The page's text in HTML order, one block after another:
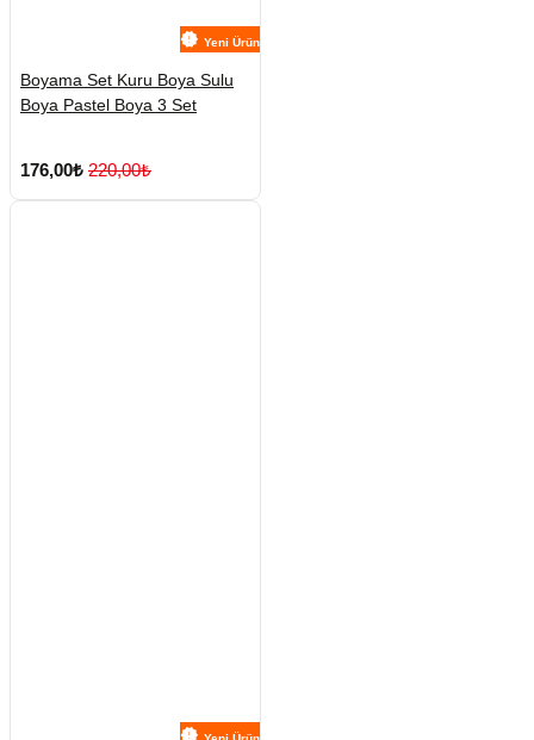
Yeni Ürün
Boyama Set Kuru Boya Sulu
Boya Pastel Boya 3 Set
176,00₺ 220,00₺